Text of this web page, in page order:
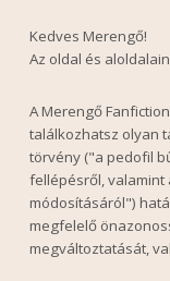
Kedves Merengő!
Az oldal és
A Merengő
találkozhatsz olyan
törvény ("a pedofil
fellépésről,
módosításáról")
megfelelő
megváltoztatását,